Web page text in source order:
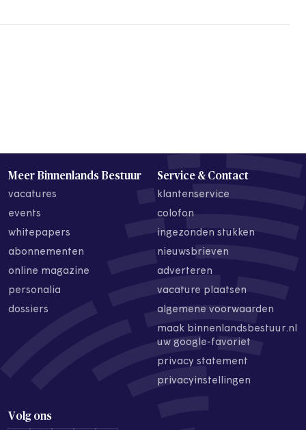
Meer Binnenlands Bestuur
vacatures
events
whitepapers
abonnementen
online magazine
personalia
dossiers
Service & Contact
klantenservice
colofon
ingezonden stukken
nieuwsbrieven
adverteren
vacature plaatsen
algemene voorwaarden
maak binnenlandsbestuur.nl
uw google-favoriet
privacy statement
privacyinstellingen
Volg ons